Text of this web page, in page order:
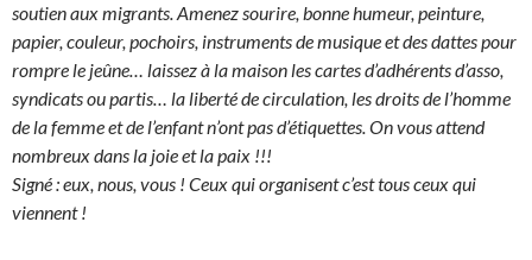
soutien aux migrants. Amenez sourire, bonne humeur, peinture,
papier, couleur, pochoirs, instruments de musique et des dattes pour
rompre le jeûne… laissez à la maison les cartes d’adhérents d’asso,
syndicats ou partis… la liberté de circulation, les droits de l’homme
de la femme et de l’enfant n’ont pas d’étiquettes.On vous attend
nombreux dans la joie et la paix !!!
Signé : eux, nous, vous ! Ceux qui organisent c’est tous ceux qui
viennent !